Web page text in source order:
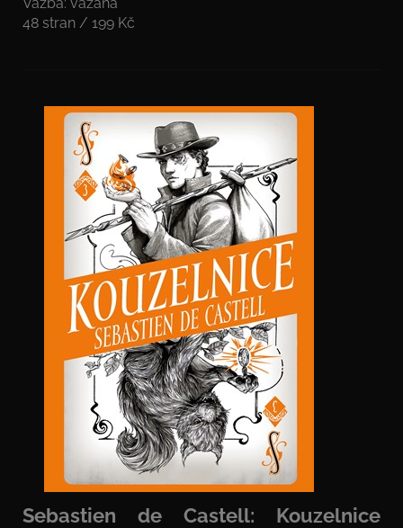
48 stran / 199 Kč
Sebastien de Castell: Kouzelnice